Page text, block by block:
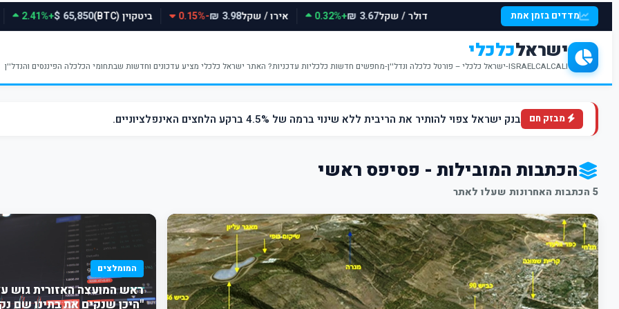
מדדים בזמן אמת דולר / שקל3.67 ₪
+0.32% אירו / שקל3.98 ₪
-0.15% ביטקוין (BTC) 65,850 $
+2.41%
ישראלכלכלי
ISRAELCALCALI-ישראל כלכלי – פורטל כלכלה ונדל''ן-מחפשים חדשות כלכליות עדכניות? האתר ישראל כלכלי מציע עדכונים וחדשות שבתחומי הכלכלה הפיננסים והנדל''ן
מבזק חם בנק ישראל צפוי להותיר את הריבית ללא שינוי ברמה של 4.5% ברקע הלחצים האינפלציוניים.
הכתבות המובילות - פסיפס ראשי
5 הכתבות האחרונות שעלו לאתר
המומלצים
ראש המועצה האזורית גוש
"היכן שנקים את בתינו שם